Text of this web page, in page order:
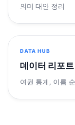
의미 대안 정리
DATA HUB
데이터 리포
여권 통계, 이름